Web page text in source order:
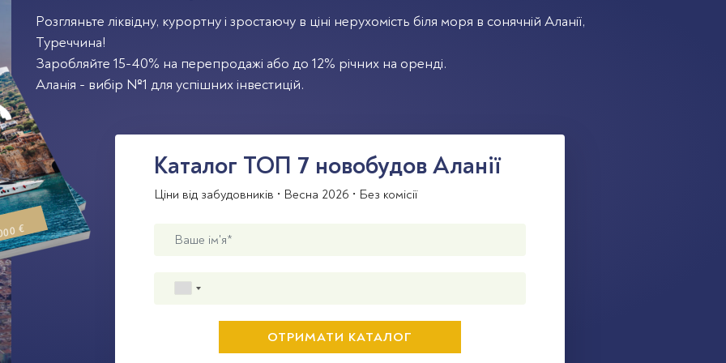
Розгляньте ліквідну, курортну і зростаючу в ціні нерухомість біля моря в сонячній Аланії,
Туреччина!
Заробляйте 15-40% на перепродажі або до 12% річних на оренді.
Аланія - вибір №1 для успішних інвестицій.
Каталог TOП 7 новобудов Аланії
Ціни від забудовників • Весна 2026 • Без комісії
€